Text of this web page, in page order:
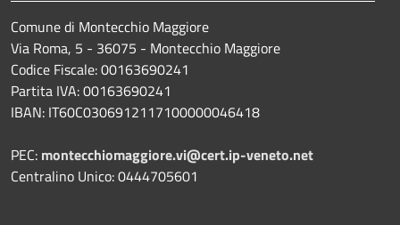
Comune di Montecchio Maggiore
Via Roma, 5 - 36075 - Montecchio Maggiore
Codice Fiscale: 00163690241
Partita IVA: 00163690241
IBAN: IT60C0306912117100000046418
PEC: montecchiomaggiore.vi@cert.ip-veneto.net
Centralino Unico: 0444705601